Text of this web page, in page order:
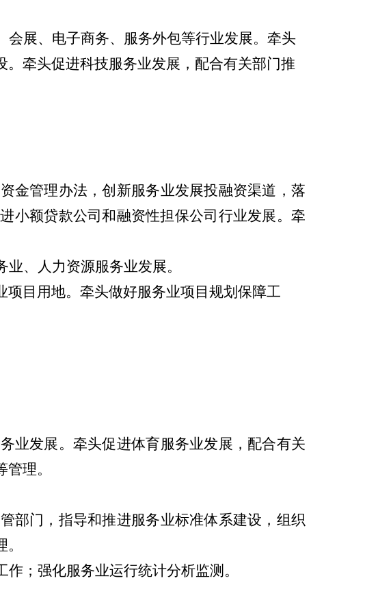
展、电子商务、服务外包等行业发展。牵头
牵头促进科技服务业发展，配合有关部门推
金管理办法，创新服务业发展投融资渠道，落
小额贷款公司和融资性担保公司行业发展。牵
、人力资源服务业发展。
目用地。牵头做好服务业项目规划保障工
业发展。牵头促进体育服务业发展，配合有关
管理。
部门，指导和推进服务业标准体系建设，组织
；强化服务业运行统计分析监测。